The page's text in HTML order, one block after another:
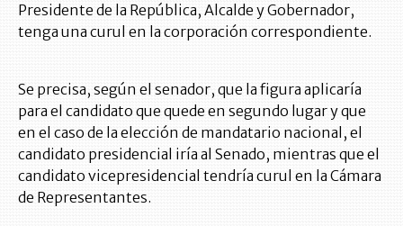
Presidente de la República, Alcalde y Gobernador,
tenga una curul en la corporación correspondiente.
Se precisa, según el senador, que la figura aplicaría
para el candidato que quede en segundo lugar y que
en el caso de la elección de mandatario nacional, el
candidato presidencial iría al Senado, mientras que el
candidato vicepresidencial tendría curul en la Cámara
de Representantes.